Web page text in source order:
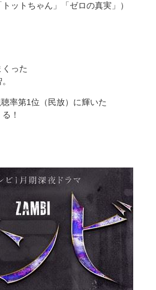
ットちゃん」「ゼロの真実」）
った
率第1位（民放）に輝いた
！